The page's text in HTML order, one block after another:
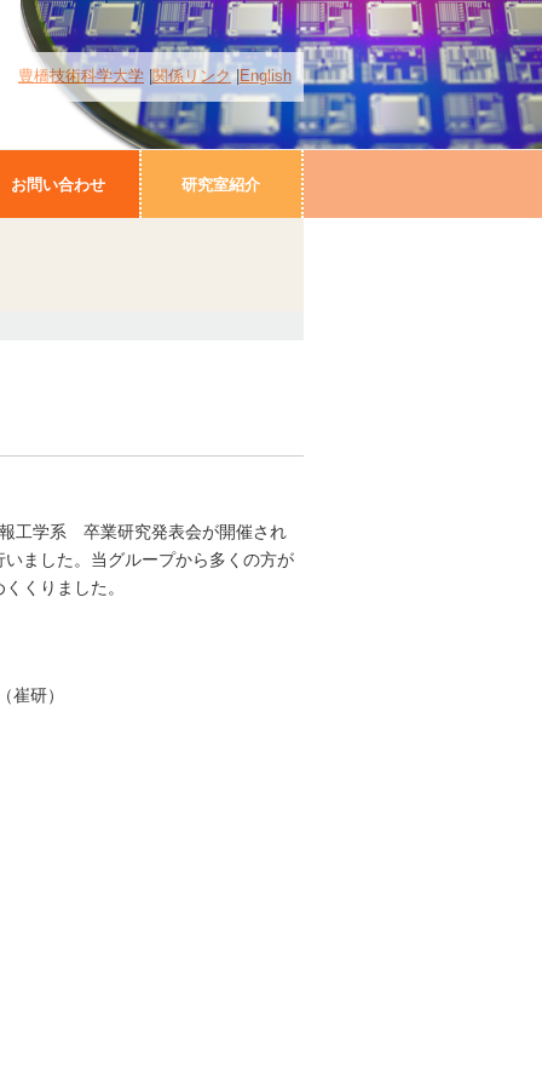
豊橋技術科学大学 関係リンク English
お問い合わせ 研究室紹介
工学系 卒業研究発表会が開催され
ました。当グループから多くの方が
くりました。
崔研）